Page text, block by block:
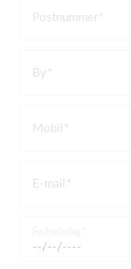
Postnummer
By
Mobil
E-mail